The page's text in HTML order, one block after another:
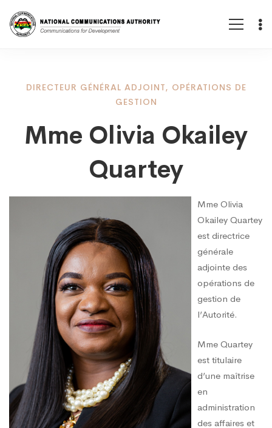
Mme
Olivia
Okailey
Quartey
DIRECTEUR GÉNÉRAL ADJOINT, OPÉRATIONS DE
GESTION
Mme Olivia Okailey
Quartey
Mme Olivia
Okailey Quartey
est directrice
générale
adjointe des
opérations de
gestion de
l’Autorité.
Mme Quartey
est titulaire
d’une maîtrise
en
administration
des affaires et